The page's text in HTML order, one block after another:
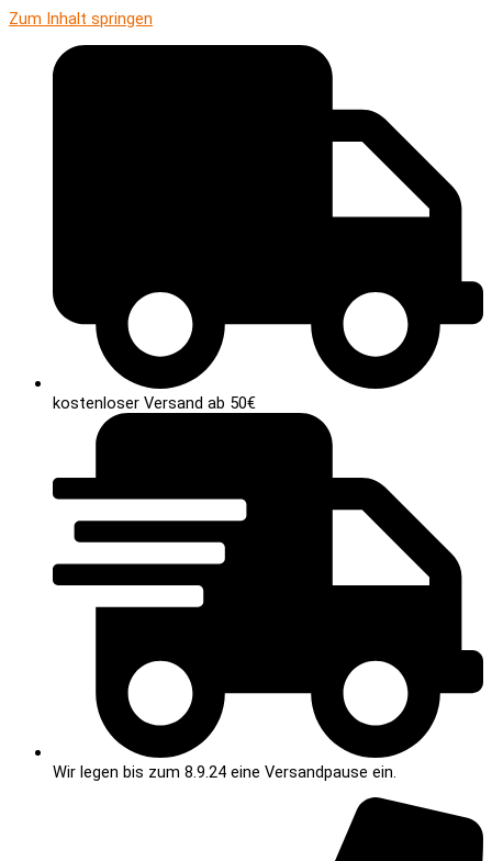
Zum Inhalt springen
kostenloser Versand ab 50€
Wir legen bis zum 8.9.24 eine Versandpause ein.